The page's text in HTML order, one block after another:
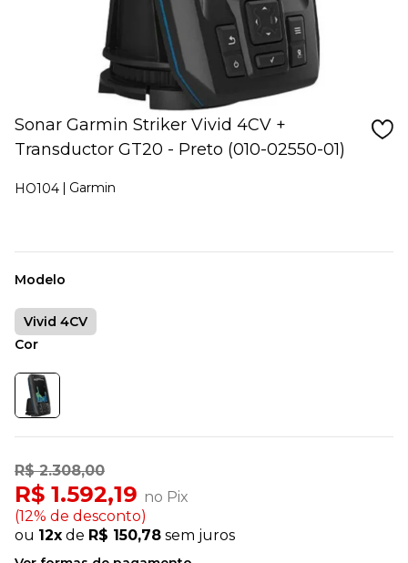
Sonar Garmin Striker Vivid 4CV +
Transductor GT20 - Preto (010-02550-01)
HO104 Garmin
R$ 2.308,00
R$ 1.592,19 no Pix
(12% de desconto)
ou 12x de R$ 150,78 sem juros
Modelo
Vivid 4CV
Cor